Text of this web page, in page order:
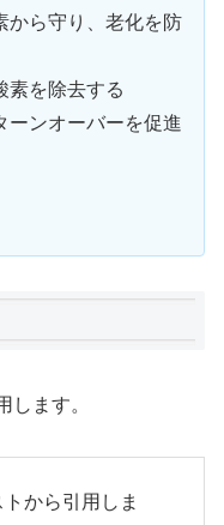
から守り、老化を防
素を除去する
ーンオーバーを促進
します。
から引用しま